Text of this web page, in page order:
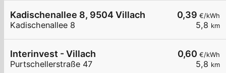
0,39 €/kWh
5,8 km
Kadischenallee 8, 9504 Villach
Kadischenallee 8
0,60 €/kWh
5,8 km
Interinvest - Villach
Purtschellerstraße 47